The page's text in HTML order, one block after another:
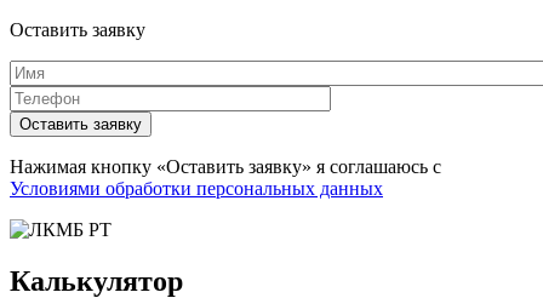
Оставить заявку
Имя
Телефон
Оставить заявку
Нажимая кнопку «Оставить заявку» я соглашаюсь с
Условиями обработки персональных данных
Калькулятор